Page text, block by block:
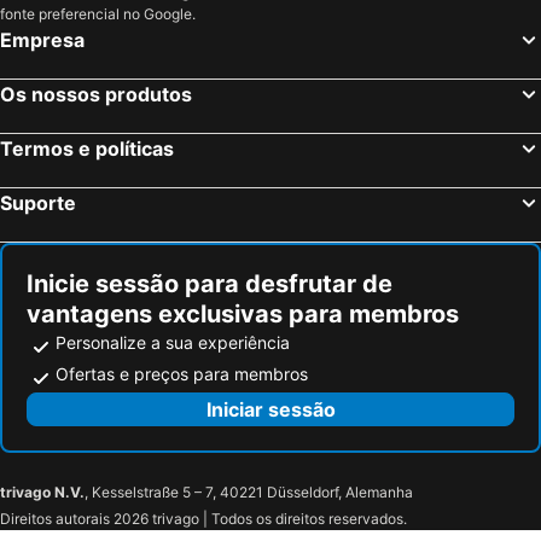
Parque Retiro
Caja Mágica
Chamberí
Villaverde
Airport Valencia
Casino Gran Vía
Praça de touros das Ventas
Atocha Metro Station
Malvarrosa
Sol
Carabanchel
Malasaña
Gran Vía Metro Station
Retiro
Goya
Aeropuerto
Ruzafa
Parque Cinegético El Hosquillo
Nazareno
El hombre de la Sierra
Torre de Mangana
Ayuntamiento
Convento de San Pedro de las Justinianas
Fiestas de San Mateo
Semana Santa
fonte preferencial no Google.
Empresa
Os nossos produtos
Termos e políticas
Suporte
Inicie sessão para desfrutar de
vantagens exclusivas para membros
Personalize a sua experiência
Ofertas e preços para membros
Iniciar sessão
trivago N.V., Kesselstraße 5 – 7, 40221 Düsseldorf, Alemanha
Direitos autorais 2026 trivago | Todos os direitos reservados.